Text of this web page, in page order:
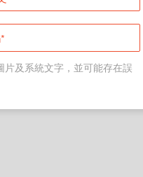
及系統文字，並可能存在誤